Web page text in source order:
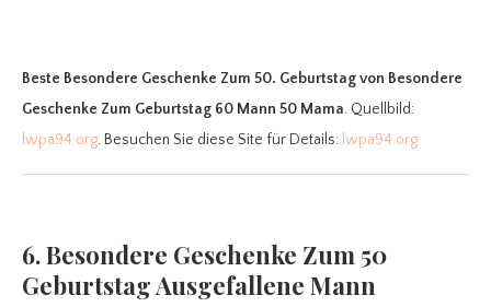
Beste Besondere Geschenke Zum 50. Geburtstagvon Besondere
Geschenke Zum Geburtstag 60 Mann 50 Mama. Quellbild:
lwpa94.org. Besuchen Sie diese Site für Details: lwpa94.org
6. Besondere Geschenke Zum 50
Geburtstag Ausgefallene Mann